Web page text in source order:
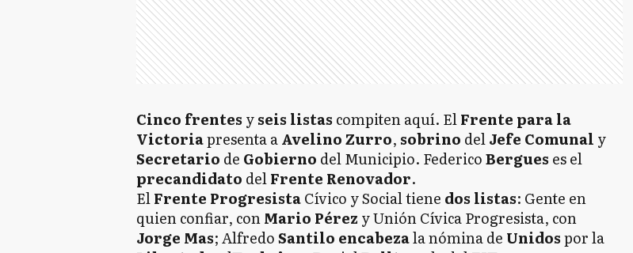
Cinco frentes yseis listas compiten aquí. ElFrente para la
Victoriapresenta aAvelino Zurro, sobrino delJefe Comunal y
Secretario de Gobierno del Municipio. FedericoBergues es el
precandidato delFrente Renovador.
ElFrente ProgresistaCívico y Social tiene dos listas: Gente en
quien confiar, conMario Pérez y Unión Cívica Progresista, con
Jorge Mas; AlfredoSantilo encabezala nómina de Unidospor la